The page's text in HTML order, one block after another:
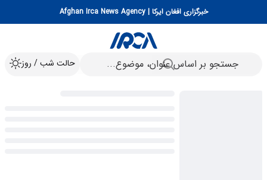
خبرگزاری افغان ایرکا | Afghan Irca News Agency
حالت شب / روز